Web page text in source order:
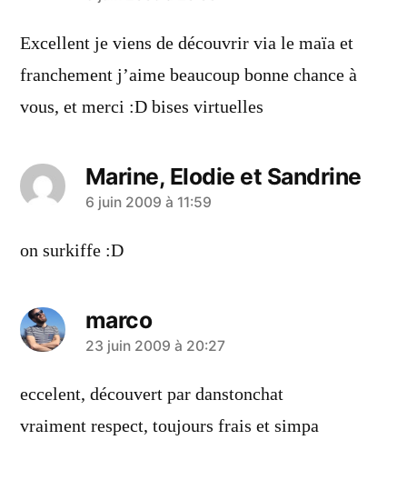
dit :
Excellent je viens de découvrir via le maïa et
franchement j’aime beaucoup bonne chance à
vous, et merci :D bises virtuelles
Marine, Elodie et Sandrine
a
dit :
6 juin 2009 à 11:59
on surkiffe :D
marco
a
dit :
23 juin 2009 à 20:27
eccelent, découvert par danstonchat
vraiment respect, toujours frais et simpa